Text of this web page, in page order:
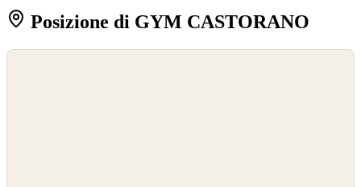
Posizione di GYM CASTORANO